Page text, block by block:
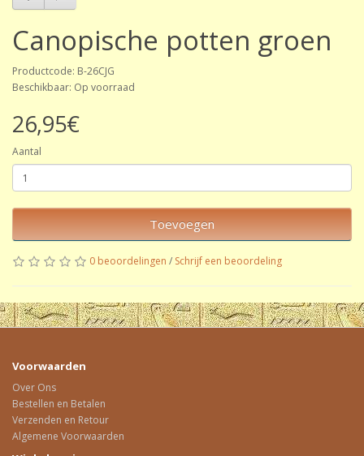
Canopische potten groen
Productcode: B-26CJG
Beschikbaar: Op voorraad
26,95€
Aantal
Toevoegen
0 beoordelingen / Schrijf een beoordeling
Voorwaarden
Over Ons
Bestellen en Betalen
Verzenden en Retour
Algemene Voorwaarden